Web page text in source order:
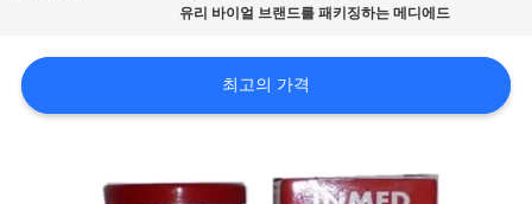
품
질
유리 바이얼 브랜드를 패키징하는 메디에드
최고의 가격